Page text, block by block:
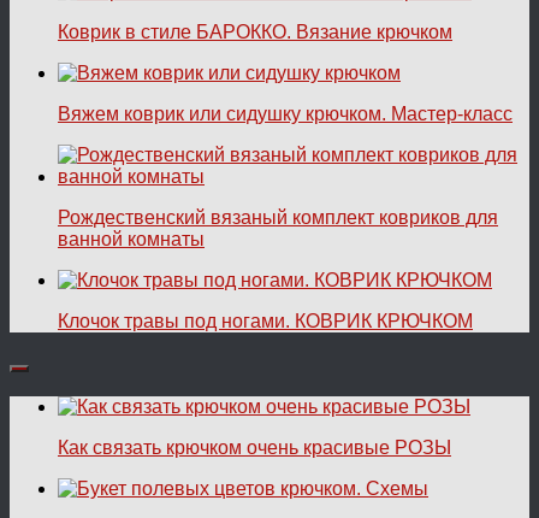
Коврик в стиле БАРОККО. Вязание крючком
Вяжем коврик или сидушку крючком. Мастер-класс
Рождественский вязаный комплект ковриков для
ванной комнаты
Клочок травы под ногами. КОВРИК КРЮЧКОМ
Как связать крючком очень красивые РОЗЫ